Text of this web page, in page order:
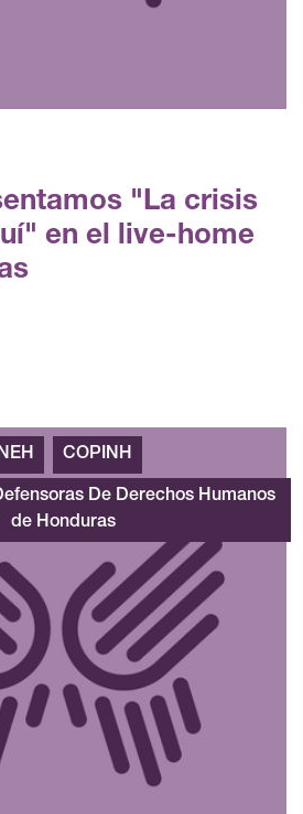
"La crisis
en el live-home
COPINH
De Derechos Humanos
de Honduras